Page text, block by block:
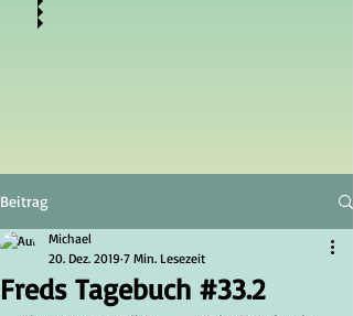
Beitrag
Freds Tagebuch #33.2
Michael
20. Dez. 2019 7 Min. Lesezeit